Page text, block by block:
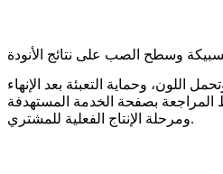
وسطح الصب على نتائج الأنودة
بصفحة الخدمة المستهدفة
ومرحلة الإنتاج الفعلية للمشتري.